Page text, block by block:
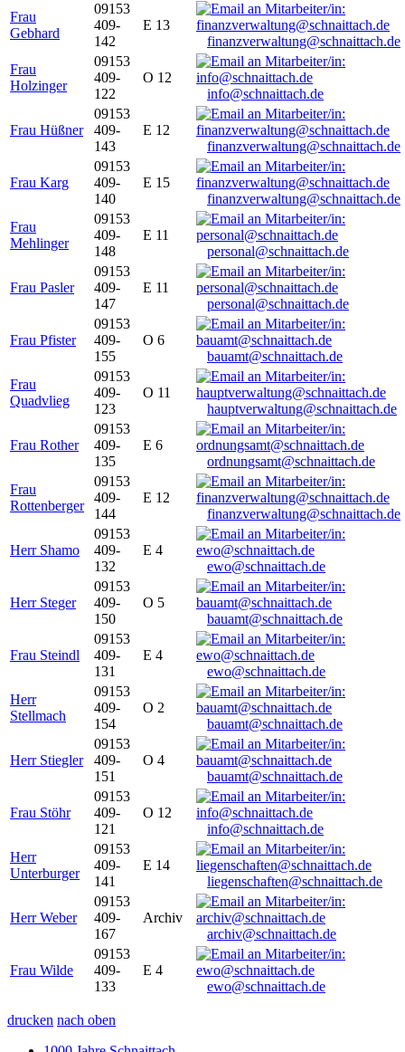
Frau
Gebhard
09153
409-
142
E 13
finanzverwaltung@schnaittach.de
Frau
Holzinger
09153
409-
122
O 12
info@schnaittach.de
Frau Hüßner
09153
409-
143
E 12
finanzverwaltung@schnaittach.de
Frau Karg
09153
409-
140
E 15
finanzverwaltung@schnaittach.de
Frau
Mehlinger
09153
409-
148
E 11
personal@schnaittach.de
Frau Pasler
09153
409-
147
E 11
personal@schnaittach.de
Frau Pfister
09153
409-
155
O 6
bauamt@schnaittach.de
Frau
Quadvlieg
09153
409-
123
O 11
hauptverwaltung@schnaittach.de
Frau Rother
09153
409-
135
E 6
ordnungsamt@schnaittach.de
Frau
Rottenberger
09153
409-
144
E 12
finanzverwaltung@schnaittach.de
Herr Shamo
09153
409-
132
E 4
ewo@schnaittach.de
Herr Steger
09153
409-
150
O 5
bauamt@schnaittach.de
Frau Steindl
09153
409-
131
E 4
ewo@schnaittach.de
Herr
Stellmach
09153
409-
154
O 2
bauamt@schnaittach.de
Herr Stiegler
09153
409-
151
O 4
bauamt@schnaittach.de
Frau Stöhr
09153
409-
121
O 12
info@schnaittach.de
Herr
Unterburger
09153
409-
141
E 14
liegenschaften@schnaittach.de
Herr Weber
09153
409-
167
Archiv
archiv@schnaittach.de
Frau Wilde
09153
409-
133
E 4
ewo@schnaittach.de
drucken nach oben